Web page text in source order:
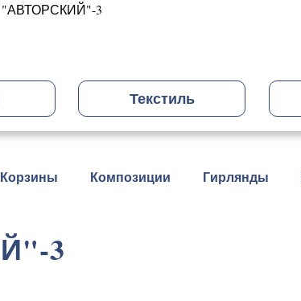
"АВТОРСКИЙ"-3
Корзины Композиции Гирлянды
Текстиль
3